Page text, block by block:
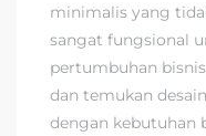
minimalis yang
sangat fungsional
pertumbuhan
dan temukan
dengan kebutuhan